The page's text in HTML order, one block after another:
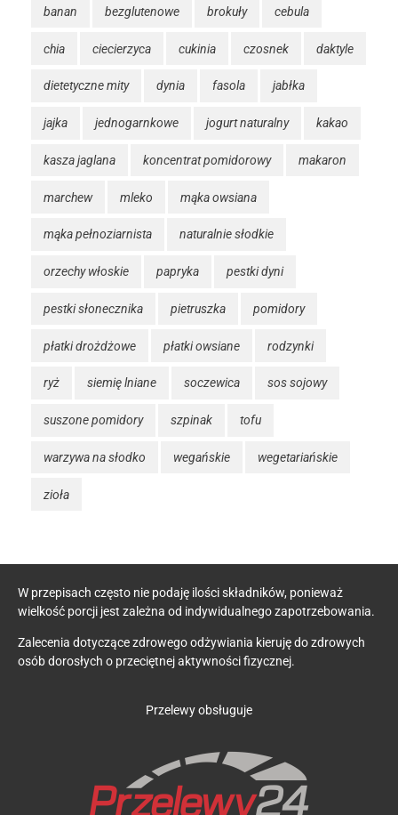
banan bezglutenowe brokuły cebula
chia ciecierzyca cukinia czosnek daktyle
dietetyczne mity dynia fasola jabłka
jajka jednogarnkowe jogurt naturalny kakao
kasza jaglana koncentrat pomidorowy makaron
marchew mleko mąka owsiana
mąka pełnoziarnista naturalnie słodkie
orzechy włoskie papryka pestki dyni
pestki słonecznika pietruszka pomidory
płatki drożdżowe płatki owsiane rodzynki
ryż siemię lniane soczewica sos sojowy
suszone pomidory szpinak tofu
warzywa na słodko wegańskie wegetariańskie
zioła
W przepisach często nie podaję ilości składników, ponieważ
wielkość porcji jest zależna od indywidualnego zapotrzebowania.
Zalecenia dotyczące zdrowego odżywiania kieruję do zdrowych
osób dorosłych o przeciętnej aktywności fizycznej.
Przelewy obsługuje